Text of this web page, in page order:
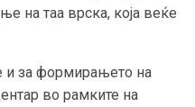
на таа врска, која веќе
за формирањето на
во рамките на